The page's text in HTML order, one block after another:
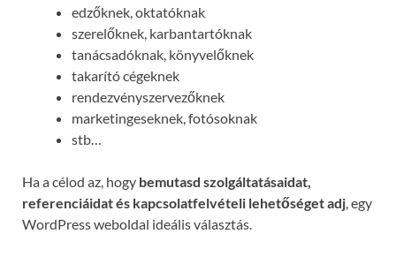
edzőknek, oktatóknak
szerelőknek, karbantartóknak
tanácsadóknak, könyvelőknek
takarító cégeknek
rendezvényszervezőknek
marketingeseknek, fotósoknak
stb…
Ha a célod az, hogy bemutasd szolgáltatásaidat,
referenciáidat és kapcsolatfelvételi lehetőséget adj , egy
WordPress weboldal ideális választás.